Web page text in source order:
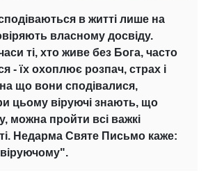
в житті лише на
власному досвіду.
ті, хто живе без Бога, часто
- їх охоплює розпач, страх і
на що вони сподівалися,
цьому віруючі знають, що
можна пройти всі важкі
Недарма Святе Письмо каже: